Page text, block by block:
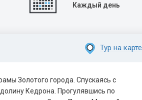
Каждый день
Тур на карте
Золотого города. Cпускаясь с
Кедрона. Прогулявшись по